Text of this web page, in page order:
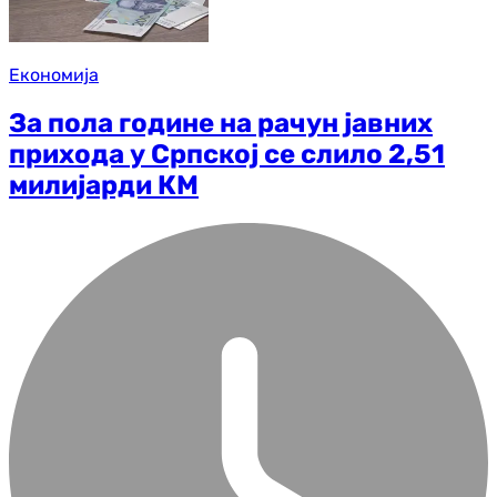
Економија
За пола године на рачун јавних
прихода у Српској се слило 2,51
милијарди КМ